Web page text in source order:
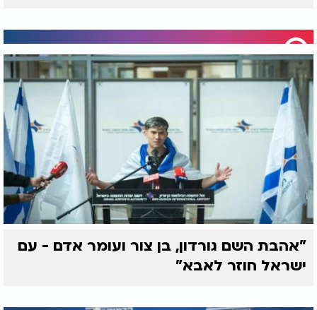
"אהבת השם גורדון, בן צור ועומר אדם - עם
ישראל חוזר לאבא"